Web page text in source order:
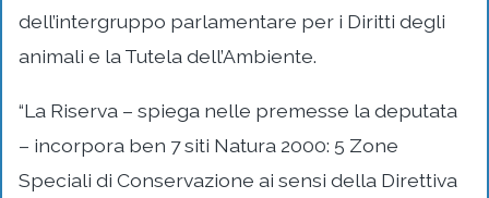
dell’intergruppo parlamentare per i Diritti degli
animali e la Tutela dell’Ambiente.
“La Riserva – spiega nelle premesse la deputata
– incorpora ben 7 siti Natura 2000: 5 Zone
Speciali di Conservazione ai sensi della Direttiva